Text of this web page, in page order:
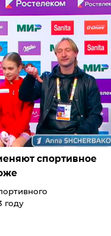
спортивное
году